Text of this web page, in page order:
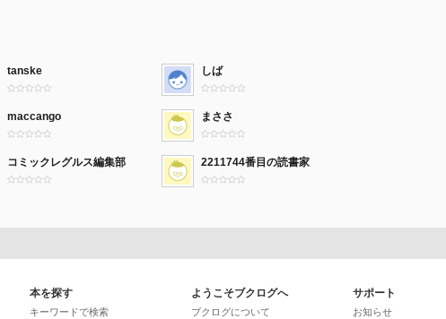
tanske しば
maccango まささ
コミックレグルス編集部 2211744番目の読書家
本を探す
キーワードで検索
ようこそブクログへ
ブクログについて
サポート
お知らせ